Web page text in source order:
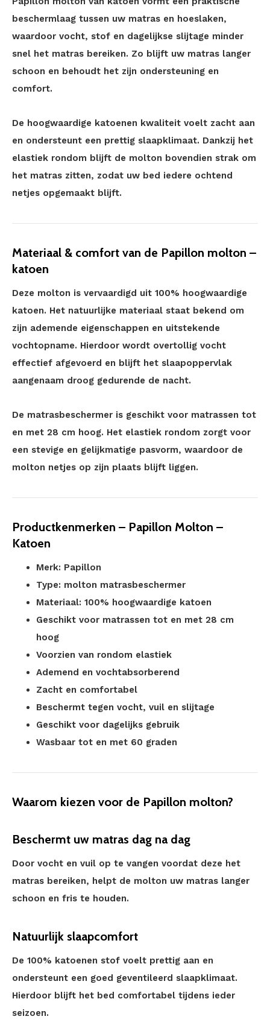
beschermlaag tussen uw matras en hoeslaken,
waardoor vocht, stof en dagelijkse slijtage minder
snel het matras bereiken. Zo blijft uw matras langer
schoon en behoudt het zijn ondersteuning en
comfort.
De hoogwaardige katoenen kwaliteit voelt zacht aan
en ondersteunt een prettig slaapklimaat. Dankzij het
elastiek rondom blijft de molton bovendien strak om
het matras zitten, zodat uw bed iedere ochtend
netjes opgemaakt blijft.
Materiaal & comfort van de Papillon molton –
katoen
Deze molton is vervaardigd uit 100% hoogwaardige
katoen. Het natuurlijke materiaal staat bekend om
zijn ademende eigenschappen en uitstekende
vochtopname. Hierdoor wordt overtollig vocht
effectief afgevoerd en blijft het slaapoppervlak
aangenaam droog gedurende de nacht.
De matrasbeschermer is geschikt voor matrassen tot
en met 28 cm hoog. Het elastiek rondom zorgt voor
een stevige en gelijkmatige pasvorm, waardoor de
molton netjes op zijn plaats blijft liggen.
Productkenmerken – Papillon Molton –
Katoen
Merk: Papillon
Type: molton matrasbeschermer
Materiaal: 100% hoogwaardige katoen
Geschikt voor matrassen tot en met 28 cm
hoog
Voorzien van rondom elastiek
Ademend en vochtabsorberend
Zacht en comfortabel
Beschermt tegen vocht, vuil en slijtage
Geschikt voor dagelijks gebruik
Wasbaar tot en met 60 graden
Waarom kiezen voor de Papillon molton?
Beschermt uw matras dag na dag
Door vocht en vuil op te vangen voordat deze het
matras bereiken, helpt de molton uw matras langer
schoon en fris te houden.
Natuurlijk slaapcomfort
De 100% katoenen stof voelt prettig aan en
ondersteunt een goed geventileerd slaapklimaat.
Hierdoor blijft het bed comfortabel tijdens ieder
seizoen.